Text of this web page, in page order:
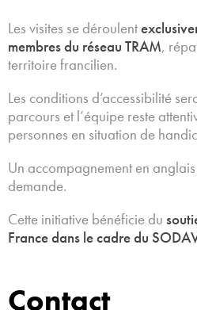
Les visites se déroulent
membres du réseau TRAM,
territoire francilien.
Les conditions d’accessibilité
parcours et l’équipe reste
personnes en situation de
Un accompagnement en
demande.
Cette initiative bénéficie du
France dans le cadre du
Contact